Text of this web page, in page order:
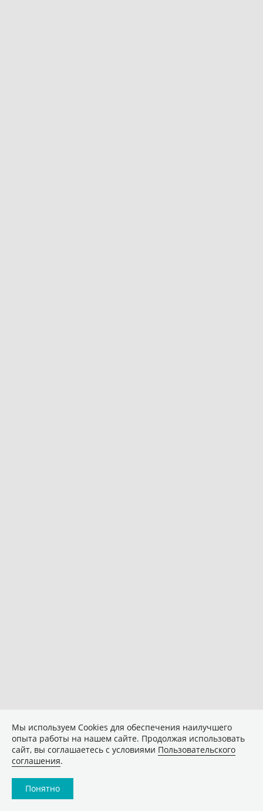
Мы используем Сookies для обеспечения наилучшего
опыта работы на нашем сайте. Продолжая использовать
сайт, вы соглашаетесь с условиями Пользовательского
соглашения.
Понятно